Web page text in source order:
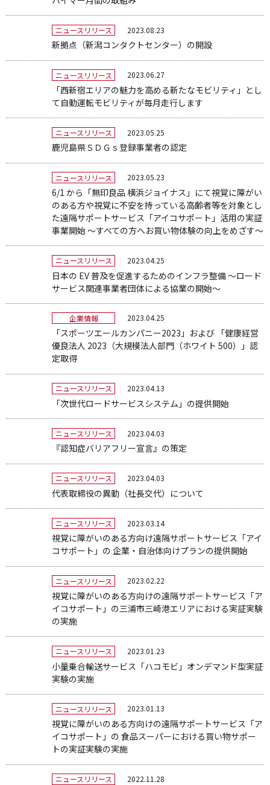
2023.08.23
ニュースリリース
新拠点（新潟コンタクトセンター）の開設
2023.06.27
ニュースリリース
「西新宿エリアの魅力を高める新たなモビリティ」とし
て自動運転モビリティが毎月走行します
2023.05.25
ニュースリリース
鹿児島県ＳＤＧｓ登録事業者の認定
2023.05.23
ニュースリリース
6/1 から「無印良品 横浜ジョイナス」にて視覚に障がい
のある方や視覚に不安を持っている高齢者等を対象とし
た遠隔サポートサービス「アイコサポート」活用の実証
事業開始 ～すべての方へお買い物体験の向上をめざす～
2023.04.25
ニュースリリース
日本の EV 普及を促進するためのインフラ整備 ～ロード
サービス関連事業者団体による協業の開始～
2023.04.25
企業情報
「スポーツエールカンパニー2023」および 「健康経営
優良法人 2023（大規模法人部門（ホワイト 500）」認
定取得
2023.04.13
ニュースリリース
「次世代ロードサービスシステム」の提供開始
2023.04.03
ニュースリリース
『認知症バリアフリー宣言』の策定
2023.04.03
ニュースリリース
代表取締役の異動（社長交代）について
2023.03.14
ニュースリリース
視覚に障がいのある方向け遠隔サポートサービス「アイ
コサポート」の 企業・自治体向けプランの提供開始
2023.02.22
ニュースリリース
視覚に障がいのある方向けの遠隔サポートサービス「ア
イコサポート」の三浦市三崎港エリアにおける実証実験
の実施
2023.01.23
ニュースリリース
小量乗合輸送サービス「ハコモビ」オンデマンド型実証
実験の実施
2023.01.13
ニュースリリース
視覚に障がいのある方向けの遠隔サポートサービス「ア
イコサポート」の 食品スーパーにおける買い物サポー
トの実証実験の実施
2022.11.28
ニュースリリース